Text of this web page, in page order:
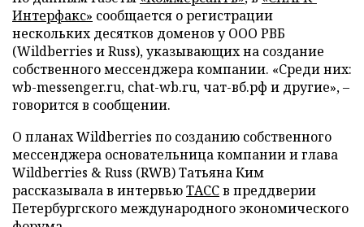
Интерфакс» сообщается о регистрации
нескольких десятков доменов у ООО РВБ
(Wildberries и Russ), указывающих на создание
собственного мессенджера компании. «Среди них:
wb-messenger.ru, chat-wb.ru, чат-вб.рф и другие», –
говорится в сообщении.
О планах Wildberries по созданию собственного
мессенджера основательница компании и глава
Wildberries & Russ (RWB) Татьяна Ким
рассказывала в интервьюТАССв преддверии
Петербургского международного экономического